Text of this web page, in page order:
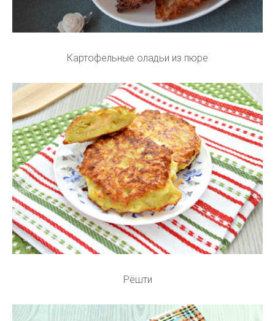
Картофельные оладьи из пюре
Рёшти